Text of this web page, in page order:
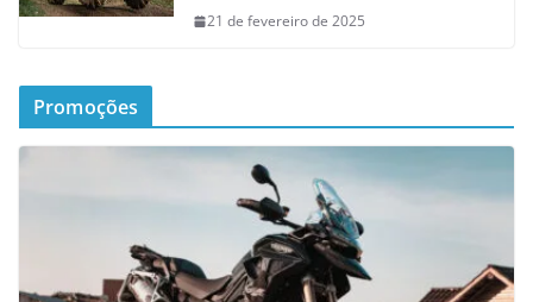
21 de fevereiro de 2025
Promoções